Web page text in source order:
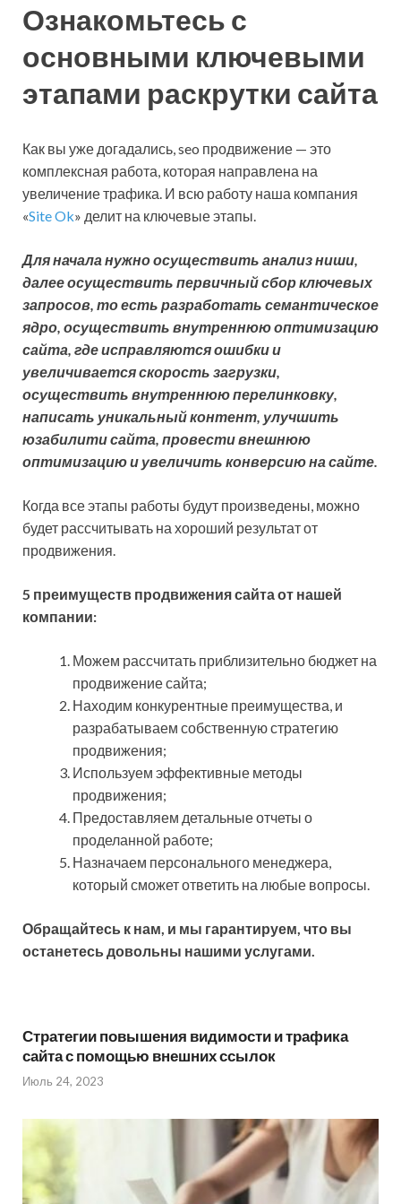
Ознакомьтесь с
основными ключевыми
этапами раскрутки сайта
Как вы уже догадались, seo продвижение — это
комплексная работа, которая направлена на
увеличение трафика. И всю работу наша компания
«Site Ok» делит на ключевые этапы.
Для начала нужно осуществить анализ ниши,
далее осуществить первичный сбор ключевых
запросов, то есть разработать семантическое
ядро, осуществить внутреннюю оптимизацию
сайта, где исправляются ошибки и
увеличивается скорость загрузки,
осуществить внутреннюю перелинковку,
написать уникальный контент, улучшить
юзабилити сайта, провести внешнюю
оптимизацию и увеличить конверсию на сайте.
Когда все этапы работы будут произведены, можно
будет рассчитывать на хороший результат от
продвижения.
5 преимуществ продвижения сайта от нашей
компании:
Можем рассчитать приблизительно бюджет на
продвижение сайта;
Находим конкурентные преимущества, и
разрабатываем собственную стратегию
продвижения;
Используем эффективные методы
продвижения;
Предоставляем детальные отчеты о
проделанной работе;
Назначаем персонального менеджера,
который сможет ответить на любые вопросы.
Обращайтесь к нам, и мы гарантируем, что вы
останетесь довольны нашими услугами.
Стратегии повышения видимости и трафика
сайта с помощью внешних ссылок
Июль 24, 2023